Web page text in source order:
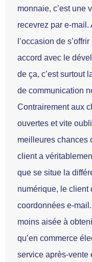
monnaie, c’est une
recevrez par e-mail.
l’occasion de
accord avec le
de ça, c’est surtout
de communication
Contrairement aux
ouvertes et vite
meilleures chances
client a
que se situe la
numérique, le client
coordonnées e-
moins aisée à
qu’en commerce
service après-vente